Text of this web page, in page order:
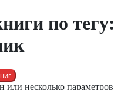
по тегу:
или несколько параметров